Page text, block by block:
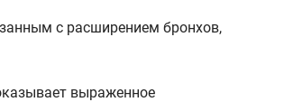
с расширением бронхов,
выраженное